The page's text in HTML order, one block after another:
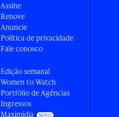
Assine
Renove
Anuncie
Política de privacidade
Fale conosco
Edição semanal
Women to Watch
Portfólio de Agências
Ingressos
Maximídia